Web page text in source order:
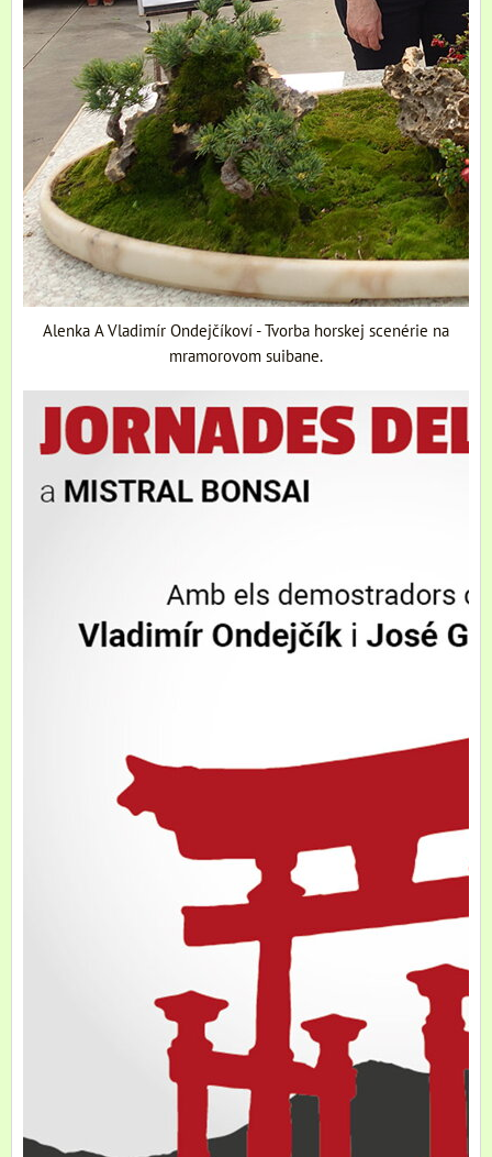
Alenka A Vladimír Ondejčíkoví - Tvorba horskej scenérie na
mramorovom suibane.